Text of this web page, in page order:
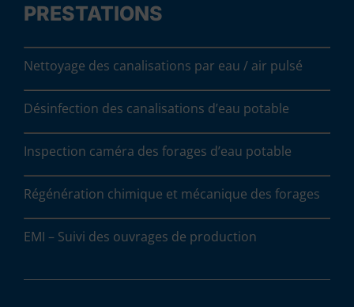
PRESTATIONS
Nettoyage des canalisations par eau / air pulsé
Désinfection des canalisations d’eau potable
Inspection caméra des forages d’eau potable
Régénération chimique et mécanique des forages
EMI – Suivi des ouvrages de production